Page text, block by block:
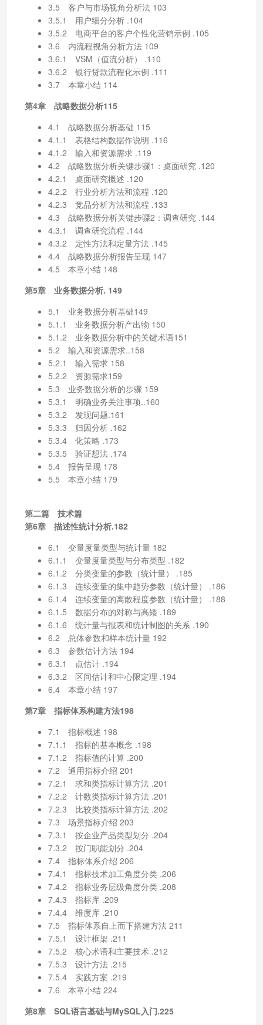
3.5 客户与市场视角分析法 103
3.5.1 用户细分分析 .104
3.5.2 电商平台的客户个性化营销示例 .105
3.6 内流程视角分析方法 109
3.6.1 VSM（值流分析） .110
3.6.2 银行贷款流程化示例 .111
3.7 本章小结 114
第4章 战略数据分析115
4.1 战略数据分析基础 115
4.1.1 表格结构数据作说明 .116
4.1.2 输入和资源需求 .119
4.2 战略数据分析关键步骤1：桌面研究 .120
4.2.1 桌面研究概述 .120
4.2.2 行业分析方法和流程 .120
4.2.3 竞品分析方法和流程 .133
4.3 战略数据分析关键步骤2：调查研究 .144
4.3.1 调查研究流程 .144
4.3.2 定性方法和定量方法 .145
4.4 战略数据分析报告呈现 147
4.5 本章小结 148
第5章 业务数据分析. 149
5.1 业务数据分析基础149
5.1.1 业务数据分析产出物 150
5.1.2 业务数据分析中的关键术语151
5.2 输入和资源需求..158
5.2.1 输入需求 158
5.2.2 资源需求159
5.3 业务数据分析的步骤 159
5.3.1 明确业务关注事项..160
5.3.2 发现问题.161
5.3.3 归因分析 .162
5.3.4 化策略 .173
5.3.5 验证想法 .174
5.4 报告呈现 178
5.5 本章小结 179
第二篇 技术篇
第6章 描述性统计分析.182
6.1 变量度量类型与统计量 182
6.1.1 变量度量类型与分布类型 .182
6.1.2 分类变量的参数（统计量） .185
6.1.3 连续变量的集中趋势参数（统计量） .186
6.1.4 连续变量的离散程度参数（统计量） .188
6.1.5 数据分布的对称与高矮 .189
6.1.6 统计量与报表和统计制图的关系 .190
6.2 总体参数和样本统计量 192
6.3 参数估计方法 194
6.3.1 点估计 .194
6.3.2 区间估计和中心限定理 .194
6.4 本章小结 197
第7章 指标体系构建方法198
7.1 指标概述 198
7.1.1 指标的基本概念 .198
7.1.2 指标值的计算 .200
7.2 通用指标介绍 201
7.2.1 求和类指标计算方法 .201
7.2.2 计数类指标计算方法 .201
7.2.3 比较类指标计算方法 .202
7.3 场景指标介绍 203
7.3.1 按企业产品类型划分 .204
7.3.2 按门职能划分 .204
7.4 指标体系介绍 206
7.4.1 指标技术加工角度分类 .206
7.4.2 指标业务层级角度分类 .208
7.4.3 指标库 .209
7.4.4 维度库 .210
7.5 指标体系自上而下搭建方法 211
7.5.1 设计框架 .211
7.5.2 核心术语和主要技术 .212
7.5.3 设计方法 .215
7.5.4 实践方案 .219
7.6 本章小结 224
第8章 SQL语言基础与MySQL入门.225